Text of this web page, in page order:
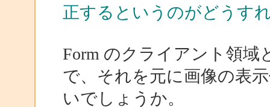
正するというのがどうす
Form のクライアント領
で、それを元に画像の表
いでしょうか。